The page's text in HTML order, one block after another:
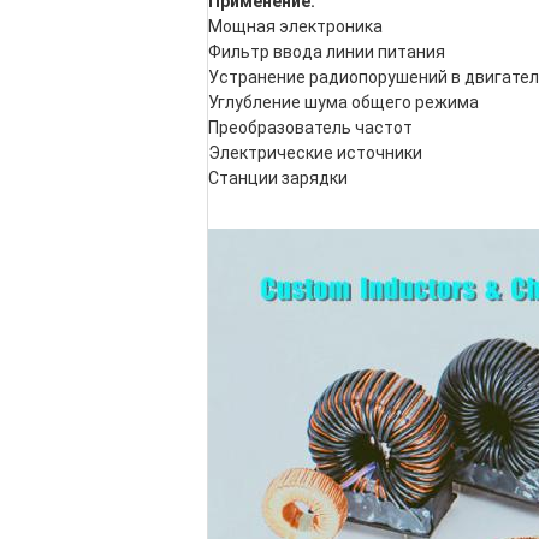
Мощная электроника
Фильтр ввода линии питания
Устранение радиопорушений в
Углубление шума общего режима
Преобразователь частот
Электрические источники
Станции зарядки